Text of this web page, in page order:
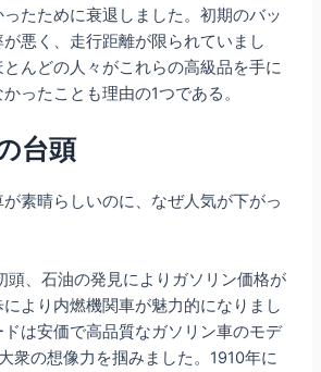
たために衰退しました。初期のバッ
悪く、走行距離が限られていまし
んどの人々がこれらの高級品を手に
ったことも理由の1つである。
台頭
素晴らしいのに、なぜ人気が下がっ
頭、石油の発見によりガソリン価格が
より内燃機関車が魅力的になりまし
は安価で高品質なガソリン車のモデ
衆の想像力を掴みました。1910年に